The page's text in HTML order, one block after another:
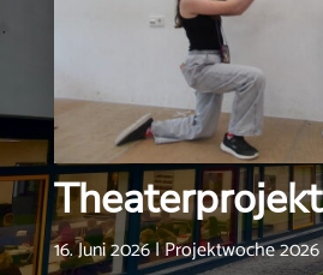
Theaterprojekt
16. Juni 2026|Projektwoche 2026